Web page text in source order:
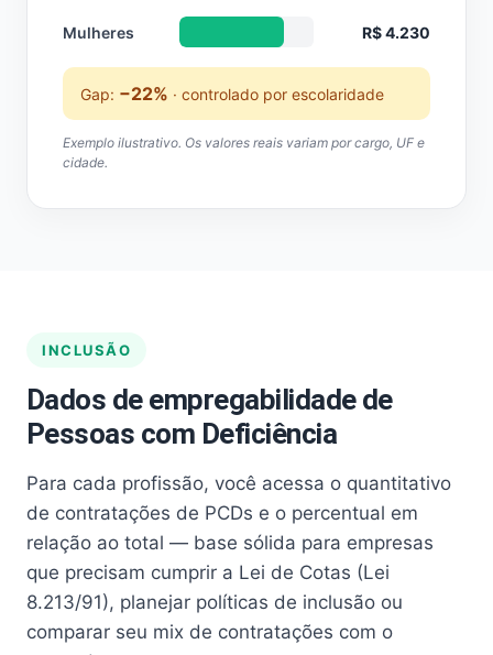
Mulheres R$ 4.230
Gap: −22% · controlado por escolaridade
Exemplo ilustrativo. Os valores reais variam por cargo, UF e
cidade.
INCLUSÃO
Dados de empregabilidade de
Pessoas com Deficiência
Para cada profissão, você acessa o quantitativo
de contratações de PCDs e o percentual em
relação ao total — base sólida para empresas
que precisam cumprir a Lei de Cotas (Lei
8.213/91), planejar políticas de inclusão ou
comparar seu mix de contratações com o